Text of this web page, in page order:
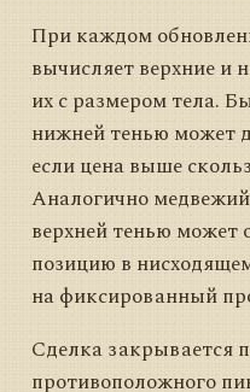
При каждом
вычисляет верхние и
их с размером тела.
нижней тенью может
если цена выше
Аналогично
верхней тенью может
позицию в
на фиксированный
Сделка закрывается
противоположного